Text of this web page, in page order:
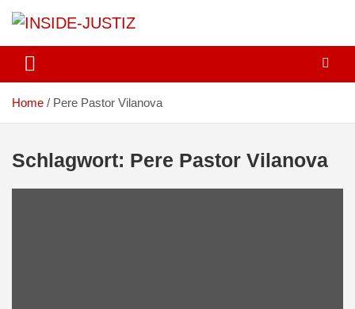
INSIDE-JUSTIZ
Home Pere Pastor Vilanova
Schlagwort: Pere Pastor Vilanova